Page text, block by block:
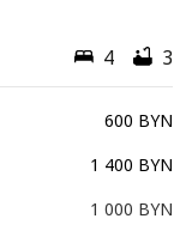
4 3
600 BYN
1 400 BYN
1 000 BYN